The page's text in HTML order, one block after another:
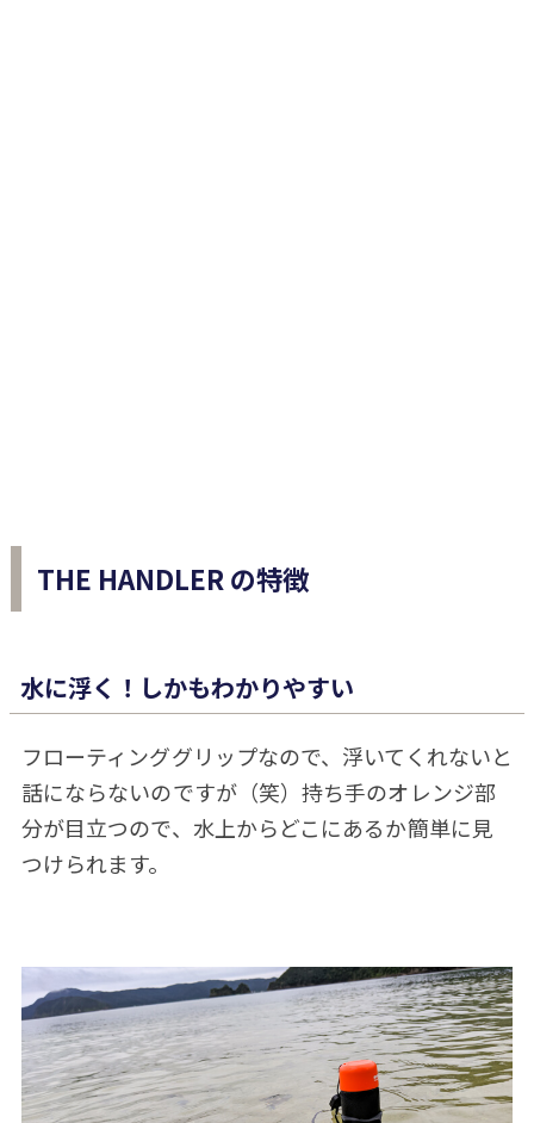
THE HANDLER の特徴
水に浮く！しかもわかりやすい
フローティンググリップなので、浮いてくれないと
話にならないのですが（笑）持ち手のオレンジ部
分が目立つので、水上からどこにあるか簡単に見
つけられます。